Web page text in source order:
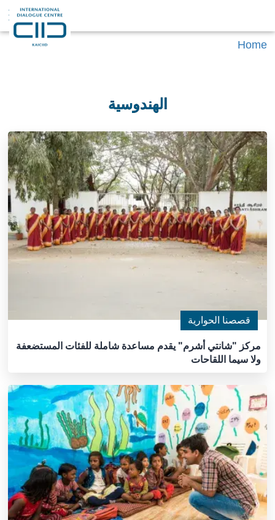
Home
الهندوسية
قصصنا الحوارية
مركز "شانتي أشرم" يقدم مساعدة شاملة للفئات المستضعفة
ولا سيما اللقاحات